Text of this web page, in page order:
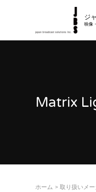
ジ
映像
Matrix
ホーム 取り扱いメー